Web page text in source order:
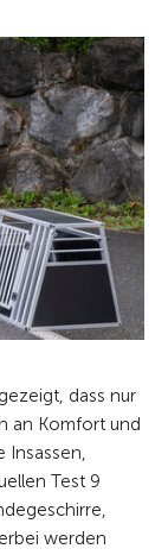
dass nur
an Komfort und
Insassen,
Test 9
werden